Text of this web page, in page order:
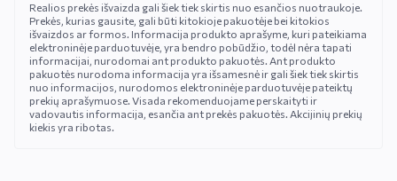
Realios prekės išvaizda gali šiek tiek skirtis nuo esančios nuotraukoje.
Prekės, kurias gausite, gali būti kitokioje pakuotėje bei kitokios
išvaizdos ar formos. Informacija produkto aprašyme, kuri pateikiama
elektroninėje parduotuvėje, yra bendro pobūdžio, todėl nėra tapati
informacijai, nurodomai ant produkto pakuotės. Ant produkto
pakuotės nurodoma informacija yra išsamesnė ir gali šiek tiek skirtis
nuo informacijos, nurodomos elektroninėje parduotuvėje pateiktų
prekių aprašymuose. Visada rekomenduojame perskaityti ir
vadovautis informacija, esančia ant prekės pakuotės. Akcijinių prekių
kiekis yra ribotas.